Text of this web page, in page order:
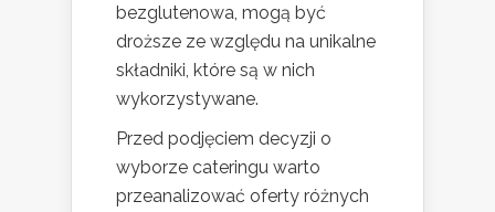
bezglutenowa, mogą być
droższe ze względu na unikalne
składniki, które są w nich
wykorzystywane.
Przed podjęciem decyzji o
wyborze cateringu warto
przeanalizować oferty różnych